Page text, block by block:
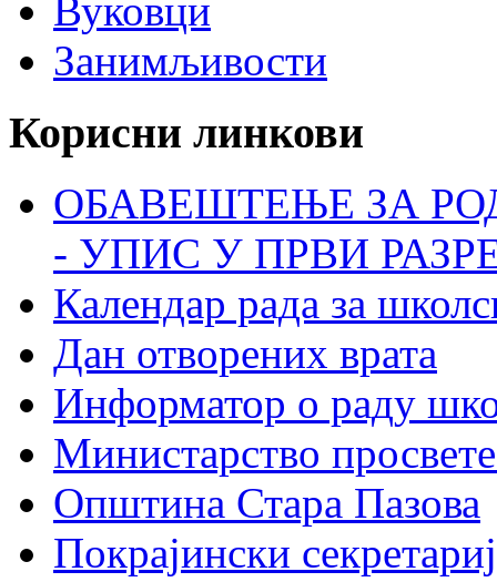
Вуковци
Занимљивости
Корисни линкови
ОБАВЕШТЕЊЕ ЗА
- УПИС У ПРВИ
Календар рада за
Дан отворених врата
Информатор о раду
Министарство
Општина Стара Пазова
Покрајински